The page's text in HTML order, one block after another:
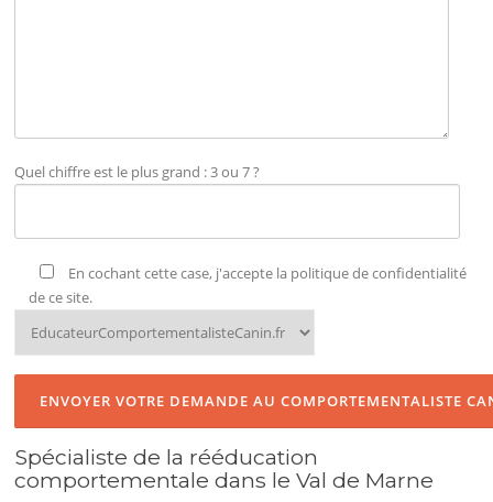
Quel chiffre est le plus grand : 3 ou 7 ?
En cochant cette case, j'accepte la politique de confidentialité
de ce site.
Spécialiste de la rééducation
comportementale dans le Val de Marne